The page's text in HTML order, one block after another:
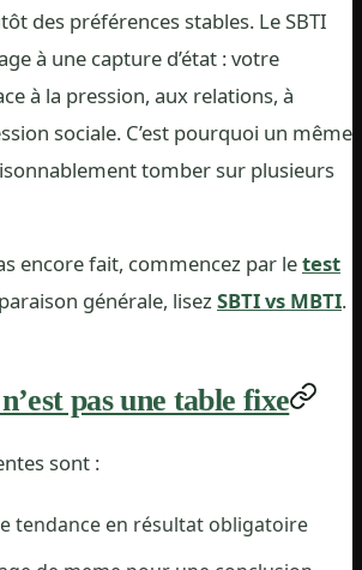
des préférences stables. Le SBTI
à une capture d’état : votre
à la pression, aux relations, à
sociale. C’est pourquoi un même
tomber sur plusieurs
encore fait, commencez par letest
générale, lisezSBTI vs MBTI.
pas une table fixe
sont :
tendance en résultat obligatoire